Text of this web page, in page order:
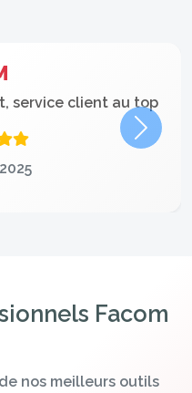
service client au top
Facom
nos meilleurs outils